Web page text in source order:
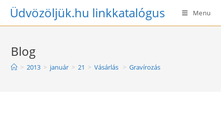
SkipÜdvözöljük.hu linkkatalógus Menu
Blog
> 2013 > január > 21 > Vásárlás > Gravírozás